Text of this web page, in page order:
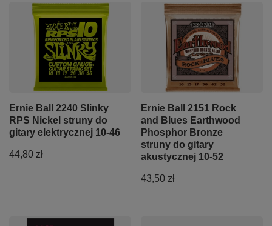
Ernie Ball 2240 Slinky
RPS Nickel struny do
gitary elektrycznej 10-46
44,80 zł
Ernie Ball 2151 Rock
and Blues Earthwood
Phosphor Bronze
struny do gitary
akustycznej 10-52
43,50 zł